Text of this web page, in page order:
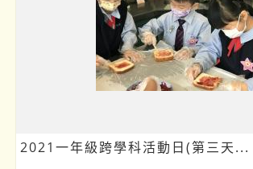
2021一年級跨學科活動日(第三天...